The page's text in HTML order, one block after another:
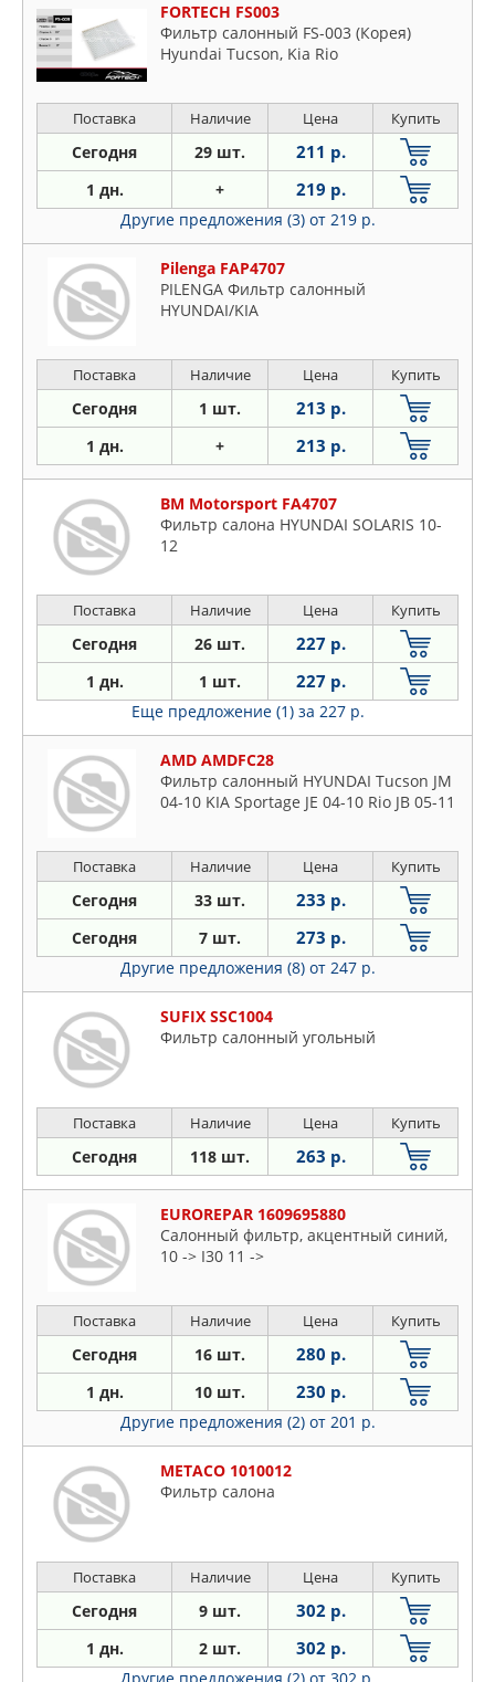
FORTECH FS003
Фильтр салонный FS-003 (Корея)
Hyundai Tucson, Kia Rio
Поставка Наличие Цена Купить
Сегодня 29 шт. 211 р.
1 дн. + 219 р.
Другие предложения (3) от 219 р.
Pilenga FAP4707
PILENGA Фильтр салонный
HYUNDAI/KIA
Поставка Наличие Цена Купить
Сегодня 1 шт. 213 р.
1 дн. + 213 р.
BM Motorsport FA4707
Фильтр салона HYUNDAI SOLARIS 10-
12
Поставка Наличие Цена Купить
Сегодня 26 шт. 227 р.
1 дн. 1 шт. 227 р.
Еще предложение (1) за 227 р.
AMD AMDFC28
Фильтр салонный HYUNDAI Tucson JM
04-10 KIA Sportage JE 04-10 Rio JB 05-11
Поставка Наличие Цена Купить
Сегодня 33 шт. 233 р.
Сегодня 7 шт. 273 р.
Другие предложения (8) от 247 р.
SUFIX SSC1004
Фильтр салонный угольный
Поставка Наличие Цена Купить
Сегодня 118 шт. 263 р.
EUROREPAR 1609695880
Салонный фильтр, акцентный синий,
10 -> I30 11 ->
Поставка Наличие Цена Купить
Сегодня 16 шт. 280 р.
1 дн. 10 шт. 230 р.
Другие предложения (2) от 201 р.
METACO 1010012
Фильтр салона
Поставка Наличие Цена Купить
Сегодня 9 шт. 302 р.
1 дн. 2 шт. 302 р.